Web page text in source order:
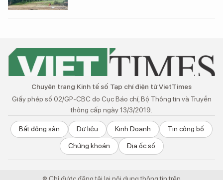
Chuyên trang Kinh tế số Tạp chí điện tử VietTimes
Giấy phép số 02/GP-CBC do Cục Báo chí, Bộ Thông tin và Truyền
thông cấp ngày 13/3/2019.
Bất động sản Dữ liệu Kinh Doanh Tin công bố
Chứng khoán Địa ốc số
® Chỉ được đăng tải lại nội dung thông tin trên